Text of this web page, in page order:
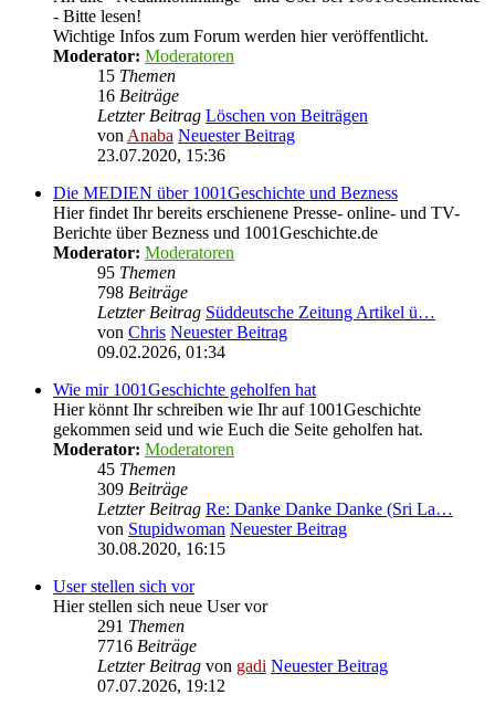
- Bitte lesen!
Wichtige Infos zum Forum werden hier veröffentlicht.
Moderator: Moderatoren
15 Themen
16 Beiträge
Letzter Beitrag Löschen von Beiträgen
von Anaba Neuester Beitrag
23.07.2020, 15:36
Die MEDIEN über 1001Geschichte und Bezness
Hier findet Ihr bereits erschienene Presse- online- und TV-
Berichte über Bezness und 1001Geschichte.de
Moderator: Moderatoren
95 Themen
798 Beiträge
Letzter Beitrag Süddeutsche Zeitung Artikel ü…
von Chris Neuester Beitrag
09.02.2026, 01:34
Wie mir 1001Geschichte geholfen hat
Hier könnt Ihr schreiben wie Ihr auf 1001Geschichte
gekommen seid und wie Euch die Seite geholfen hat.
Moderator: Moderatoren
45 Themen
309 Beiträge
Letzter Beitrag Re: Danke Danke Danke (Sri La…
von Stupidwoman Neuester Beitrag
30.08.2020, 16:15
User stellen sich vor
Hier stellen sich neue User vor
291 Themen
7716 Beiträge
Letzter Beitrag von gadi Neuester Beitrag
07.07.2026, 19:12